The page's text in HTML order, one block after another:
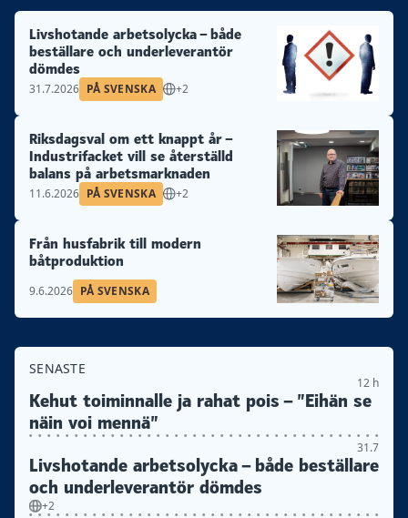
Livshotande arbetsolycka – både
beställare och underleverantör
dömdes
31.7.2026 PÅ SVENSKA +2
Riksdagsval om ett knappt år –
Industrifacket vill se återställd
balans på arbetsmarknaden
11.6.2026 PÅ SVENSKA +2
Från husfabrik till modern
båtproduktion
9.6.2026 PÅ SVENSKA
SENASTE
12 h
Kehut toiminnalle ja rahat pois – ”Eihän se
näin voi mennä”
31.7
Livshotande arbetsolycka – både beställare
och underleverantör dömdes
+2